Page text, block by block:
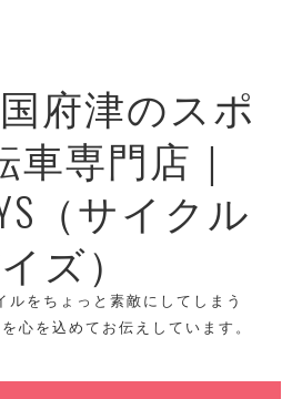
府津のスポ
車専門店｜
（サイクル
ズ）
ルをちょっと素敵にしてしまう
心を込めてお伝えしています。